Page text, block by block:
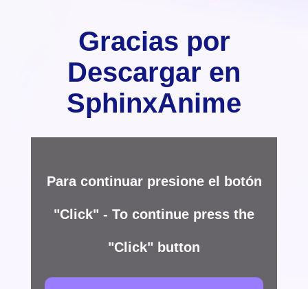
Gracias por
Descargar en
SphinxAnime
Para continuar presione el botón
"Click" - To continue press the
"Click" button